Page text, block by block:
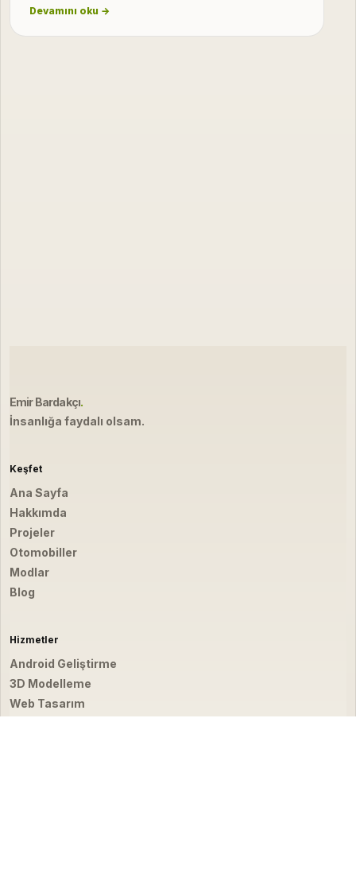
Devamını oku →
Emir Bardakçı.
İnsanlığa faydalı olsam.
Keşfet
Ana Sayfa
Hakkımda
Projeler
Otomobiller
Modlar
Blog
Hizmetler
Android Geliştirme
3D Modelleme
Web Tasarım